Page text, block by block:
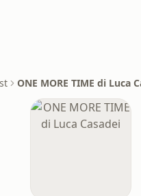
ONE MORE TIME di Luca